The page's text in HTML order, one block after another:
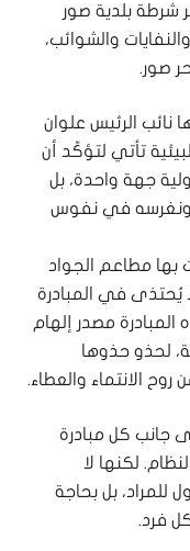
شرطة بلدية صور
والشوائب،
صور.
نائب الرئيس علوان
تأتي لتؤكّد أن
جهة واحدة، بل
ونغرسه في نفوس
بها مطاعم الجواد
يُحتذى في المبادرة
مصدر إلهام
لحذو حذوها
الانتماء والعطاء.
جانب كل مبادرة
لكنها لا
بل بحاجة
فرد.